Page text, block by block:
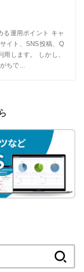
る運用ポイント キャ
イト、SNS投稿、Q
用します。 しかし、
ちで...